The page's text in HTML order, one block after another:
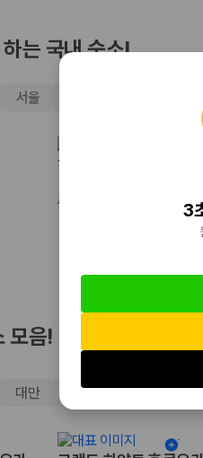
는 국내 숙소!
서울
히든 클리프 호텔&네
총 367,475원
모음!
대만 태국
3